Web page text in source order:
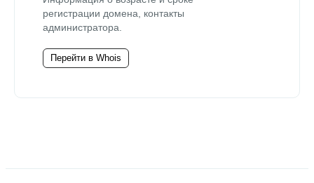
регистрации домена, контакты
администратора.
Перейти в Whois